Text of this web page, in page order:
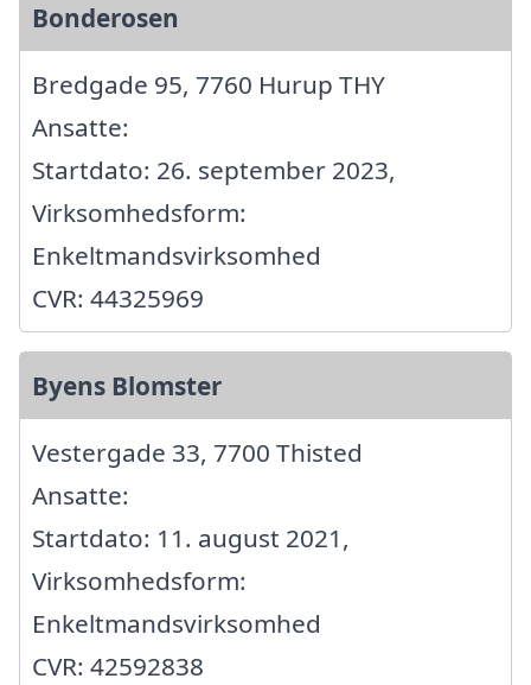
Bonderosen
Bredgade 95, 7760 Hurup THY
Ansatte:
Startdato: 26. september 2023,
Virksomhedsform:
Enkeltmandsvirksomhed
CVR: 44325969
Byens Blomster
Vestergade 33, 7700 Thisted
Ansatte:
Startdato: 11. august 2021,
Virksomhedsform:
Enkeltmandsvirksomhed
CVR: 42592838